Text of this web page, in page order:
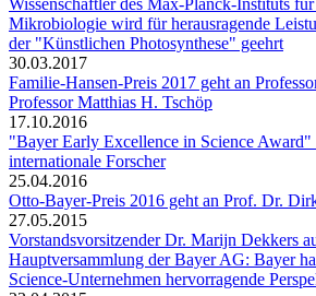
Mikrobiologie wird für herausragende
der "Künstlichen Photosynthese" geehrt
30.03.2017
Familie-Hansen-Preis 2017 geht an
Professor Matthias H. Tschöp
17.10.2016
"Bayer Early Excellence in Science
internationale Forscher
25.04.2016
Otto-Bayer-Preis 2016 geht an Prof. Dr.
27.05.2015
Vorstandsvorsitzender Dr. Marijn Dekkers
Hauptversammlung der Bayer AG: Bayer
Science-Unternehmen hervorragende